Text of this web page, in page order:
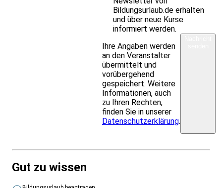
Bildungsurlaub.de erhalten
und über neue Kurse
informiert werden.
Ihre Angaben werden
an den Veranstalter
übermittelt und
vorübergehend
gespeichert. Weitere
Informationen, auch
zu Ihren Rechten,
finden Sie in unserer
Datenschutzerklärung.
Gut zu wissen